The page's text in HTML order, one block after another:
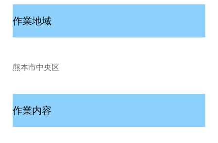
作業地域
熊本市中央区
作業内容